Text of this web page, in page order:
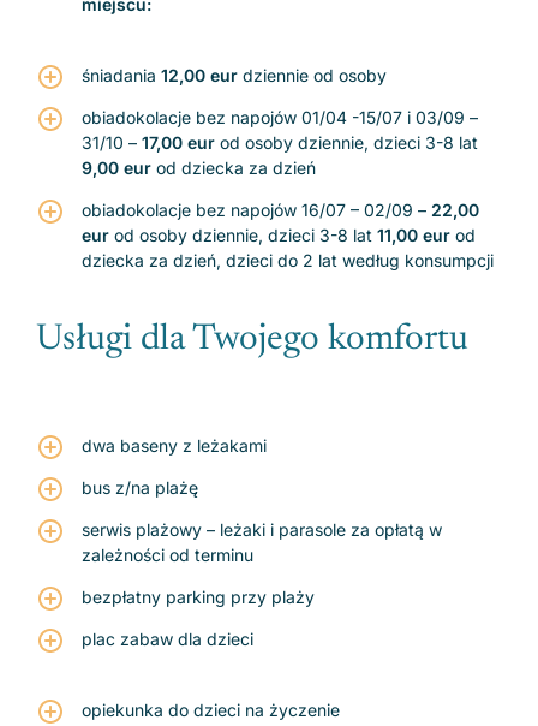
miejscu:
śniadania 12,00 eur dziennie od osoby
obiadokolacje bez napojów 01/04 -15/07 i 03/09 –
31/10 – 17,00 eur od osoby dziennie, dzieci 3-8 lat
9,00 eur od dziecka za dzień
obiadokolacje bez napojów 16/07 – 02/09 – 22,00
eur od osoby dziennie, dzieci 3-8 lat 11,00 eur od
dziecka za dzień, dzieci do 2 lat według konsumpcji
Usługi dla Twojego komfortu
dwa baseny z leżakami
bus z/na plażę
serwis plażowy – leżaki i parasole za opłatą w
zależności od terminu
bezpłatny parking przy plaży
plac zabaw dla dzieci
opiekunka do dzieci na życzenie